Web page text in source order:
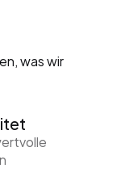
was wir